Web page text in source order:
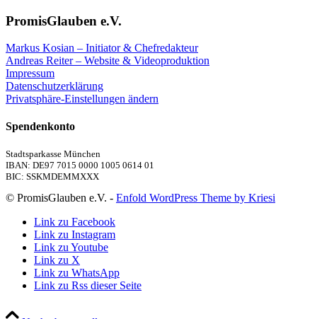
PromisGlauben e.V.
Markus Kosian – Initiator & Chefredakteur
Andreas Reiter – Website & Videoproduktion
Impressum
Datenschutzerklärung
Privatsphäre-Einstellungen ändern
Spendenkonto
Stadtsparkasse München
IBAN: DE97 7015 0000 1005 0614 01
BIC: SSKMDEMMXXX
© PromisGlauben e.V. - Enfold WordPress Theme by Kriesi
Link zu Facebook
Link zu Instagram
Link zu Youtube
Link zu X
Link zu WhatsApp
Link zu Rss dieser Seite